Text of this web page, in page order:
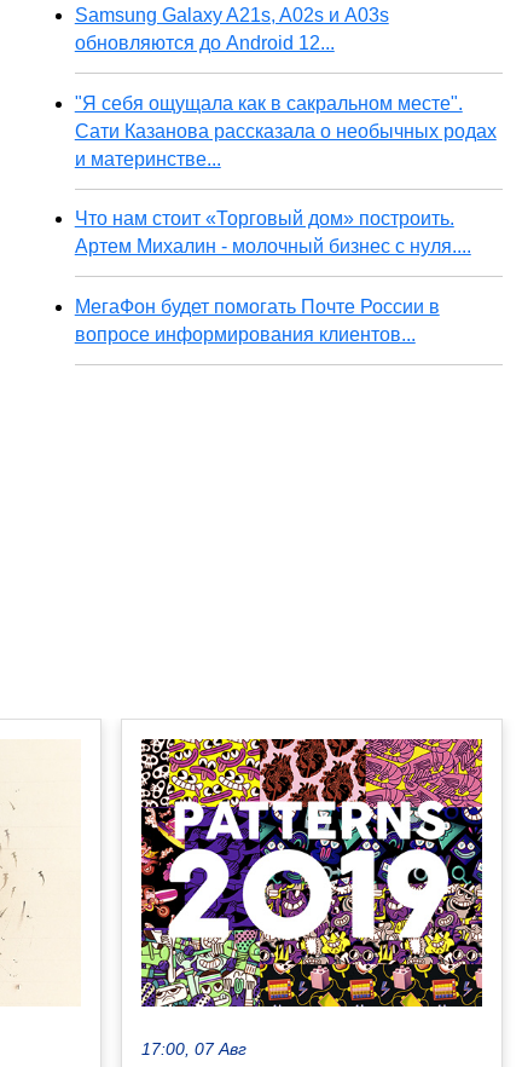
Samsung Galaxy A21s, A02s и A03s
обновляются до Android 12...
"Я себя ощущала как в сакральном месте".
Сати Казанова рассказала о необычных родах
и материнстве...
Что нам стоит «Торговый дом» построить.
Артем Михалин - молочный бизнес с нуля....
МегаФон будет помогать Почте России в
вопросе информирования клиентов...
17:00, 07 Авг